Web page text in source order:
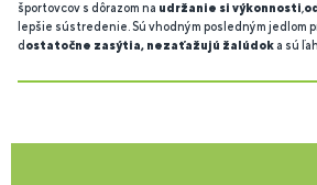
športovcov s dôrazom na udržanie si výkonnosti,
lepšie sústredenie. Sú vhodným posledným jedlom
d ostatočne zasýtia, nezaťažujú žalúdok a sú